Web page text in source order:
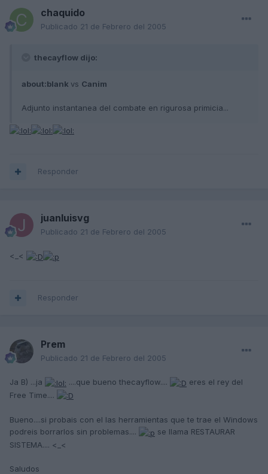
chaquido
Publicado 21 de Febrero del 2005
thecayflow dijo:
about:blank vs Canim
Adjunto instantanea del combate en rigurosa primicia...
Responder
juanluisvg
Publicado 21 de Febrero del 2005
<_<
Responder
Prem
Publicado 21 de Febrero del 2005
Ja B) ...ja ....que bueno thecayflow....
eres el rey del
Free Time....
Bueno....si probais con el las herramientas que te trae el Windows
podreis borrarlos sin problemas....
se llama RESTAURAR
SISTEMA.... <_<
Saludos